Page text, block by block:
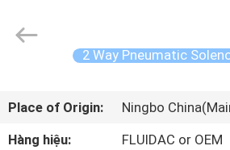
CHỦ
FLUID
AUTOMATIC
2 Way Pneumatic
Place of Origin:
Ningbo
Hàng hiệu:
FLUIDAC or OEM